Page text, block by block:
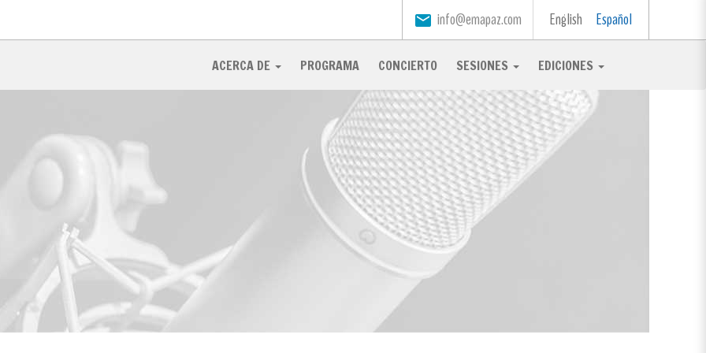
English Español
email info@emapaz.com
ACERCA DE PROGRAMA CONCIERTO SESIONES EDICIONES